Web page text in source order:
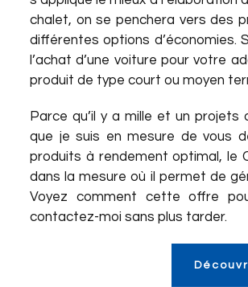
chalet, on se penchera vers des
différentes options d’économies.
l’achat d’une voiture pour votre
produit de type court ou moyen
Parce qu’il y a mille et un
que je suis en mesure de vous
produits à rendement optimal, le
dans la mesure où il permet de
Voyez comment cette offre
contactez-moi sans plus tarder.